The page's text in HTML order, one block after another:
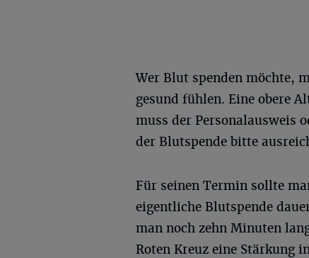
Wer Blut spenden möchte,
gesund fühlen. Eine obere
muss der Personalausweis
der Blutspende bitte
Für seinen Termin sollte
eigentliche Blutspende
man noch zehn Minuten
Roten Kreuz eine Stärkung